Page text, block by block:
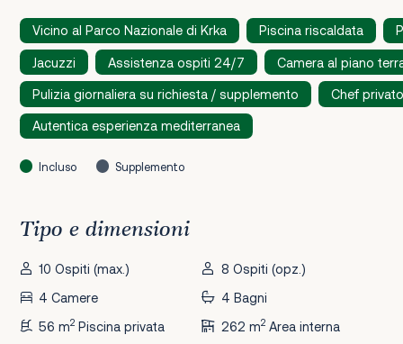
Vicino al Parco Nazionale di Krka Piscina riscaldata
Jacuzzi Assistenza ospiti 24/7 Camera al piano
Pulizia giornaliera su richiesta / supplemento Chef
Autentica esperienza mediterranea
Incluso Supplemento
Tipo e dimensioni
10 Ospiti (max.)
8 Ospiti (opz.)
4 Camere
4 Bagni
56 m2 Piscina privata 262 m2Area interna